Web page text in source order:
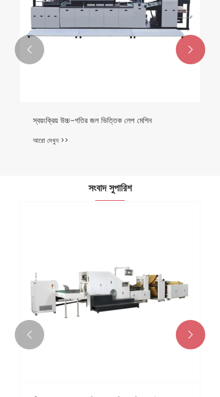
স্বয়ংক্রিয় উচ্চ-গতির জল ভিত্তিক লেপ মেশিন
আরো দেখুন >>
 
সংবাদ সুপারিশ
 